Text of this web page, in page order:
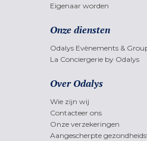
Eigenaar worden
Onze diensten
Odalys Evènements &
La Conciergerie by Odalys
Over Odalys
Wie zijn wij
Contacteer ons
Onze verzekeringen
Aangescherpte